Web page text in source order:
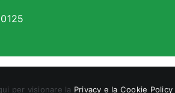
per visionare la Privacy e la Cookie Policy